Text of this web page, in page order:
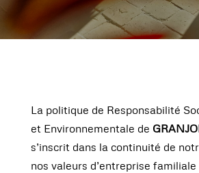
La politique de Responsabilité
et Environnementale de
s’inscrit dans la continuité de
nos valeurs d’entreprise